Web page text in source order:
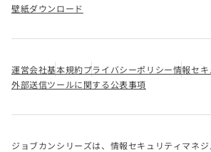
壁紙ダウンロード
運営会社基本規約プライバシーポリシー情報セ
外部送信ツールに関する公表事項
ジョブカンシリーズは、情報セキュリティマネ